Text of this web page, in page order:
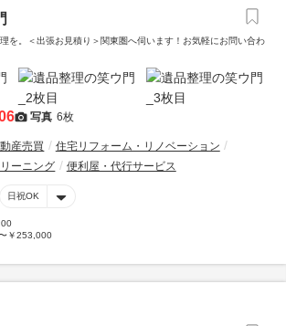
を。＜出張お見積り＞関東圏へ伺います！お気軽にお問い合わ
写真 6枚
産売買
住宅リフォーム・リノベーション
ーニング 便利屋・代行サービス
日祝OK
￥253,000